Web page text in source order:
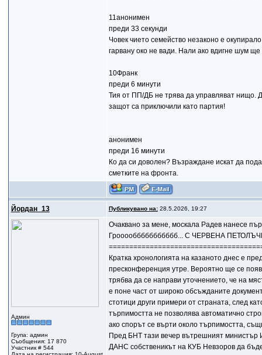
11анонимен
преди 33 секунди
Човек чието семейство незаконо е
гарвану око не вади. Нали ако вдигне шум
10Франк
преди 6 минути
Тия от ПП/ДБ не трява да управляват нищо.
защот са приключили като партия!
анонимен
преди 16 минути
Ко да си доволен? Възраждане искат да
сметките на фронта.
Йордан_13 Публикувано на:28.5.2026, 19:27
Админ
Група: админ
Съобщения: 17 870
Участник # 544
Очаквано за мене, москала Радев нанесе
Грооооббббббббббб... С ЧЕРВЕНА
Кратка хронологията на казаното днес е
пресконференция утре. Вероятно ще се
трябва да се направи уточнението, че на
е поне част от широко обсъжданите
стотици други примери от страната, след
търпимостта не позволява автоматично
ако спорът се върти около търпимостта,
Пред БНТ тази вечер вътрешният министър
ДАНС собственикът на КУБ Невзоров да